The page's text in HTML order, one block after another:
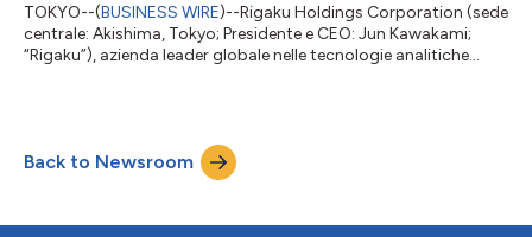
TOKYO--(BUSINESS WIRE)--Rigaku Holdings Corporation (sede
centrale: Akishima, Tokyo; Presidente e CEO: Jun Kawakami;
“Rigaku”), azienda leader globale nelle tecnologie analitiche
Michael P. Plisinski; “Onto Innovation”). “Con l'aumento della
complessità dei dispositivi a semiconduttori, particolarmente
dell'importanza di strutt...
Back to Newsroom